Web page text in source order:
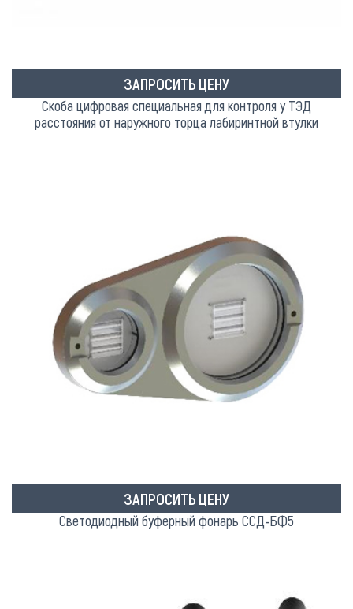
ЗАПРОСИТЬ ЦЕНУ
Скоба цифровая специальная для контроля у ТЭД
расстояния от наружного торца лабиринтной втулки
ЗАПРОСИТЬ ЦЕНУ
Светодиодный буферный фонарь ССД-БФ5